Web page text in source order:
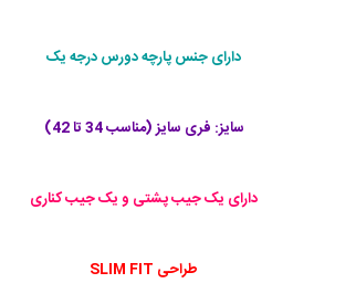
دارای جنس پارچه دورس درجه یک
سایز: فری سایز (مناسب 34 تا 42)
دارای یک جیب پشتی و یک جیب کناری
طراحی SLIM FIT